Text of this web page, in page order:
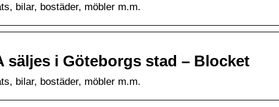
bilar, bostäder, möbler m.m.
säljes i Göteborgs stad – Blocket
bilar, bostäder, möbler m.m.